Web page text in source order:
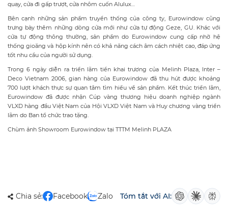
quay, cửa đi gấp trượt, cửa nhôm cuốn Alulux…
Bên cạnh những sản phẩm truyền thống của công ty, Eurowindow cũng
trưng bày thêm những dòng cửa mới như cửa tự động Geze, GU. Khác với
cửa tự động thông thường, sản phẩm do Eurowindow cung cấp nhờ hệ
thống gioăng và hộp kính nên có khả năng cách âm cách nhiệt cao, đáp ứng
tốt nhu cầu của người sử dụng.
Trong 6 ngày diễn ra triển lãm tiền khai trương của Melinh Plaza, Inter –
Deco Vietnam 2006, gian hàng của Eurowindow đã thu hút được khoảng
700 lượt khách thực sự quan tâm tìm hiểu về sản phẩm. Kết thúc triển lãm,
Eurowindow đã được nhận Cúp vàng thương hiệu doanh nghiệp ngành
VLXD hàng đầu Việt Nam của Hội VLXD Việt Nam và Huy chương vàng triển
lãm do Ban tổ chức trao tặng.
Chùm ảnh Showroom Eurowindow tại TTTM Melinh PLAZA
Chia sẻ: Facebook Zalo Tóm tắt với AI: